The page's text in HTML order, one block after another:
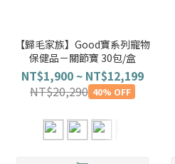
【歸毛家族】Good寶系列寵物
保健品－關節寶 30包/盒
NT$1,900 ~ NT$12,199
NT$20,290 40% OFF